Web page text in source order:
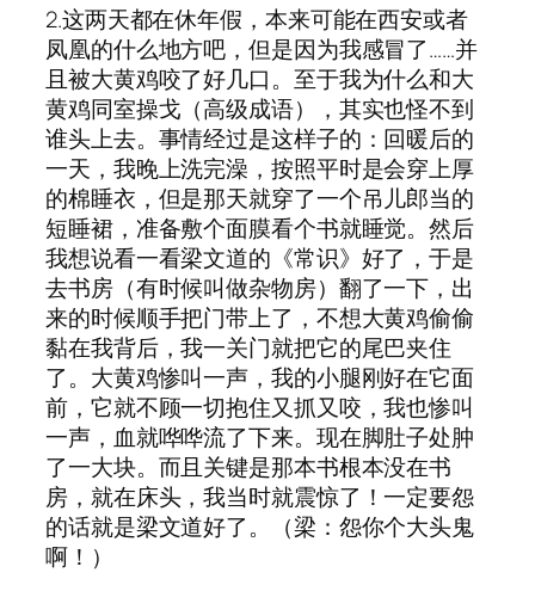
2.这两天都在休年假，本来可能在西安或者
凤凰的什么地方吧，但是因为我感冒了……并
且被大黄鸡咬了好几口。至于我为什么和大
黄鸡同室操戈（高级成语），其实也怪不到
谁头上去。事情经过是这样子的：回暖后的
一天，我晚上洗完澡，按照平时是会穿上厚
的棉睡衣，但是那天就穿了一个吊儿郎当的
短睡裙，准备敷个面膜看个书就睡觉。然后
我想说看一看梁文道的《常识》好了，于是
去书房（有时候叫做杂物房）翻了一下，出
来的时候顺手把门带上了，不想大黄鸡偷偷
黏在我背后，我一关门就把它的尾巴夹住
了。大黄鸡惨叫一声，我的小腿刚好在它面
前，它就不顾一切抱住又抓又咬，我也惨叫
一声，血就哗哗流了下来。现在脚肚子处肿
了一大块。而且关键是那本书根本没在书
房，就在床头，我当时就震惊了！一定要怨
的话就是梁文道好了。（梁：怨你个大头鬼
啊！）